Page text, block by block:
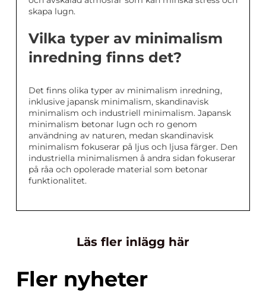
skapa lugn.
Vilka typer av minimalism
inredning finns det?
Det finns olika typer av minimalism inredning,
inklusive japansk minimalism, skandinavisk
minimalism och industriell minimalism. Japansk
minimalism betonar lugn och ro genom
användning av naturen, medan skandinavisk
minimalism fokuserar på ljus och ljusa färger. Den
industriella minimalismen å andra sidan fokuserar
på råa och opolerade material som betonar
funktionalitet.
Läs fler inlägg här
Fler nyheter